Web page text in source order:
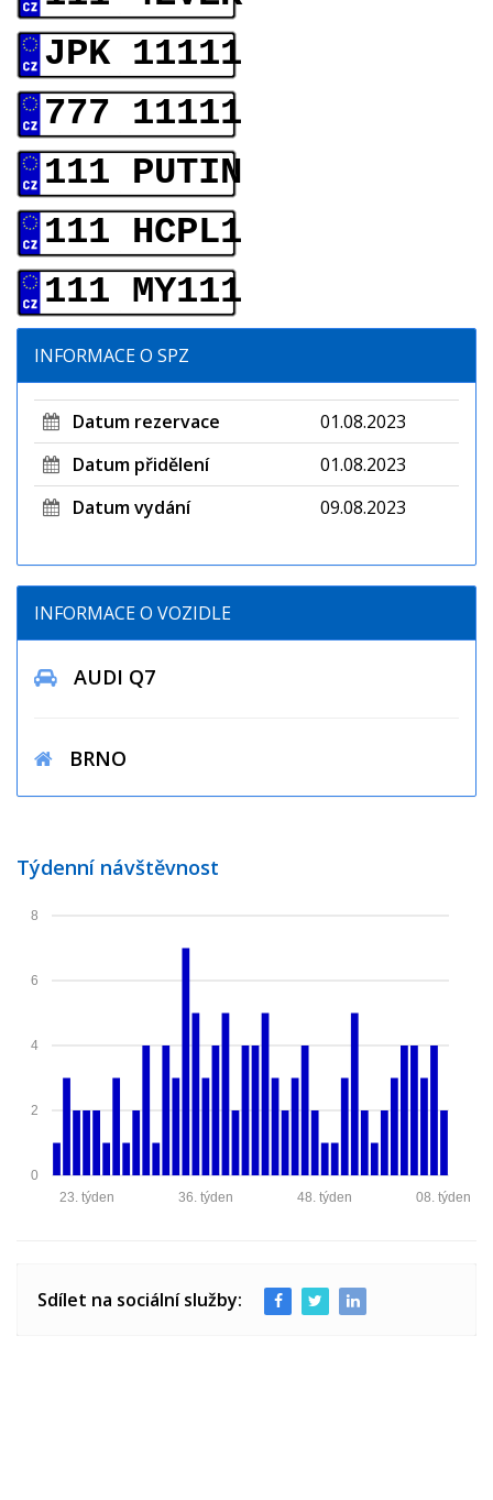
JPK 11111
777 11111
111 PUTIN
111 HCPL1
111 MY111
INFORMACE O SPZ
Datum rezervace
01.08.2023
Datum přidělení
01.08.2023
Datum vydání
09.08.2023
INFORMACE O VOZIDLE
AUDI Q7
BRNO
Týdenní návštěvnost
0
2
4
6
8
08. týden
48. týden
36. týden
23. týden
Sdílet na sociální služby: